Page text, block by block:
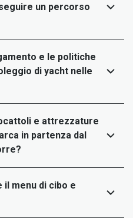
un percorso
e le politiche
di yacht nelle
e attrezzature
in partenza dal
menu di cibo e